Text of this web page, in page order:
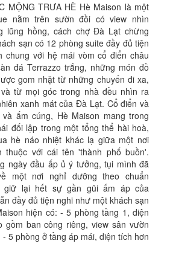
MỘNG TRƯA HÈ Hè Maison là một
nằm trên sườn đồi có view nhìn
lũng hồng, cách chợ Đà Lạt chừng
sạn có 12 phòng suite đầy đủ tiện
chung với hệ mái vòm cổ điển châu
đá Terrazzo trắng, những món đồ
gom nhặt từ những chuyến đi xa,
từ mọi góc trong nhà đều nhìn ra
xanh mát của Đà Lạt. Cổ điển và
ấm cúng, Hè Maison mang trong
đối lập trong một tổng thể hài hoà,
hè náo nhiệt khác lạ giữa một nơi
thuộc với cái tên 'thành phố buồn'.
ngày đầu ấp ủ ý tưởng, tụi mình đã
một nơi nghỉ dưỡng theo chuẩn
giữ lại hết sự gần gũi ấm áp của
đầy đủ tiện nghi như một khách sạn
hiện có: - 5 phòng tầng 1, diện
gồm ban công riêng, view sân vườn
5 phòng ở tầng áp mái, diện tích hơn